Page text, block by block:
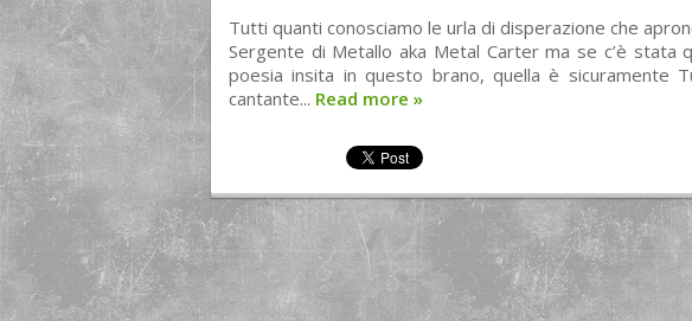
Tutti quanti conosciamo le urla di disperazione che
Sergente di Metallo aka Metal Carter ma se c’è stata
poesia insita in questo brano, quella è sicuramente
cantante... Read more »